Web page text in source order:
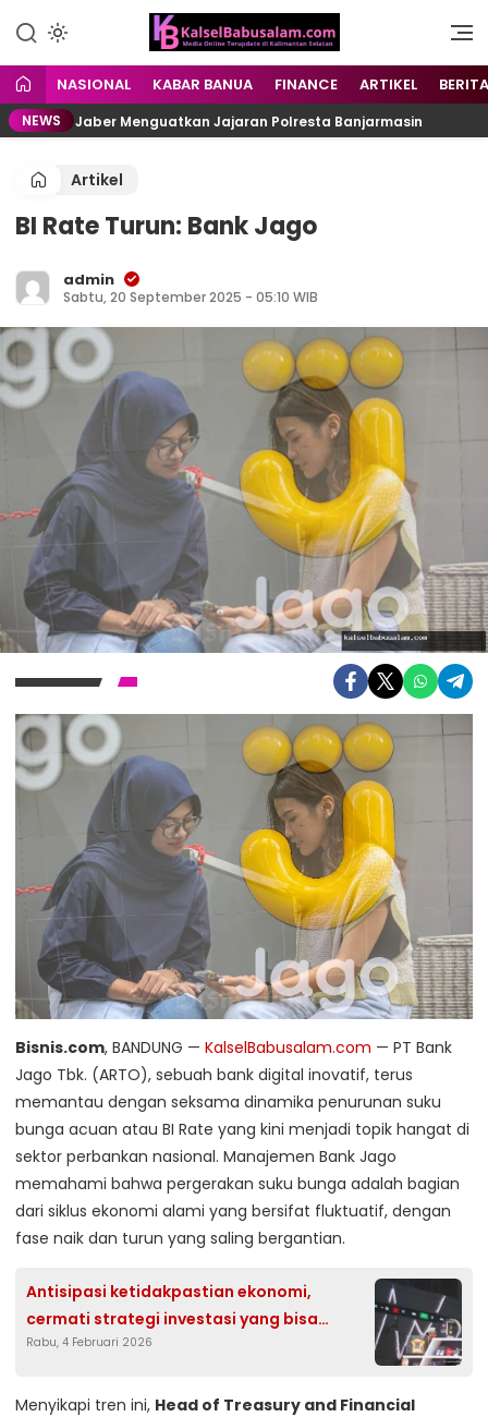
kalselbabusalam.com
Menyuarakan Kalsel,
Menginspirasi Nusantara
NASIONAL KABAR BANUA FINANCE ARTIKEL BERITA
NEWSJaber Menguatkan Jajaran Polresta Banjarmasin
Artikel
BI Rate Turun: Bank Jago
admin
Sabtu, 20 September 2025 - 05:10 WIB
Bisnis.com, BANDUNG — KalselBabusalam.com — PT Bank
Jago Tbk. (ARTO), sebuah bank digital inovatif, terus
memantau dengan seksama dinamika penurunan suku
bunga acuan atau BI Rate yang kini menjadi topik hangat di
sektor perbankan nasional. Manajemen Bank Jago
memahami bahwa pergerakan suku bunga adalah bagian
dari siklus ekonomi alami yang bersifat fluktuatif, dengan
fase naik dan turun yang saling bergantian.
Antisipasi ketidakpastian ekonomi,
cermati strategi investasi yang bisa
dilakukan
Rabu, 4 Februari 2026
Menyikapi tren ini, Head of Treasury and Financial